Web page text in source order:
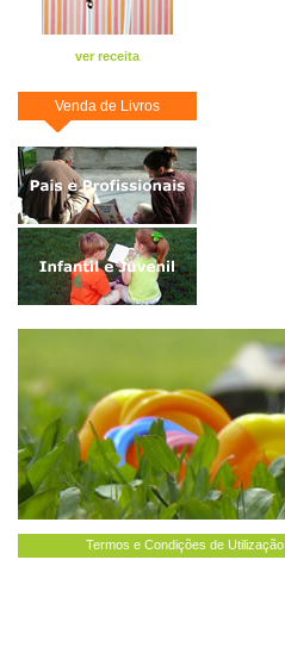
ver receita
Venda de Livros
Termos e Condições de Utilização